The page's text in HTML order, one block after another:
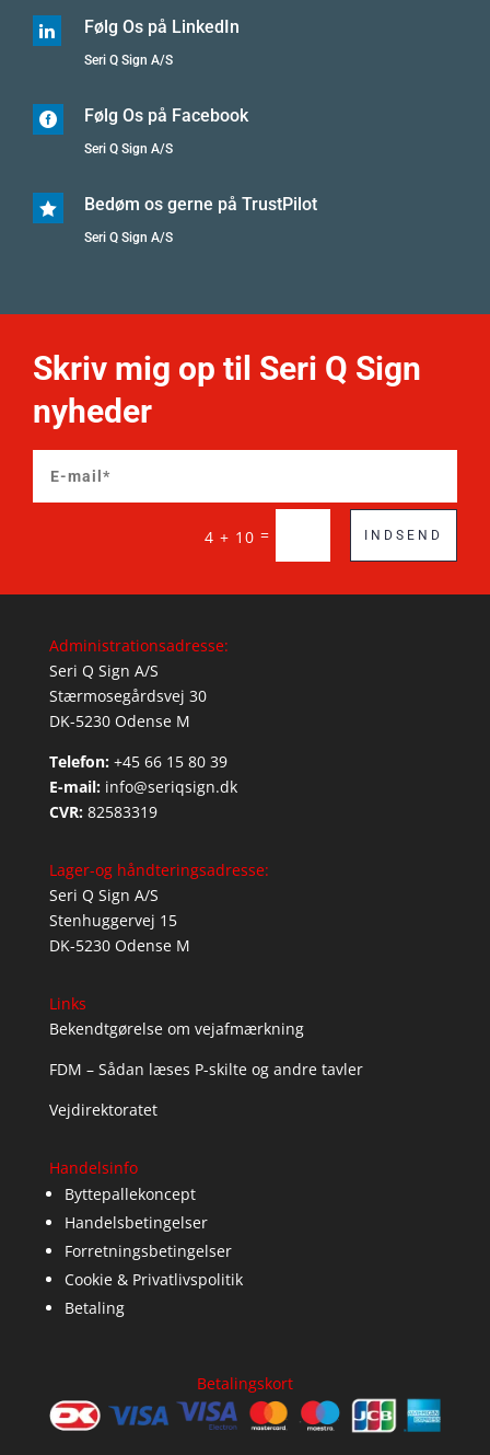
 Følg Os på LinkedIn
Seri Q Sign A/S
 Følg Os på Facebook
Seri Q Sign A/S
 Bedøm os gerne på TrustPilot
Seri Q Sign A/S
Skriv mig op til Seri Q Sign
nyheder
4 + 10 = INDSEND
Administrationsadresse:
Seri Q Sign A/S
Stærmosegårdsvej 30
DK-5230 Odense M
Telefon: +45 66 15 80 39
E-mail: info@seriqsign.dk
CVR: 82583319
Lager-og håndteringsadresse:
Seri Q Sign A/S
Stenhuggervej 15
DK-5230 Odense M
Links
Bekendtgørelse om vejafmærkning
FDM – Sådan læses P-skilte og andre tavler
Vejdirektoratet
Handelsinfo
Byttepallekoncept
Handelsbetingelser
Forretningsbetingelser
Cookie & Privatlivspolitik
Betaling
Betalingskort